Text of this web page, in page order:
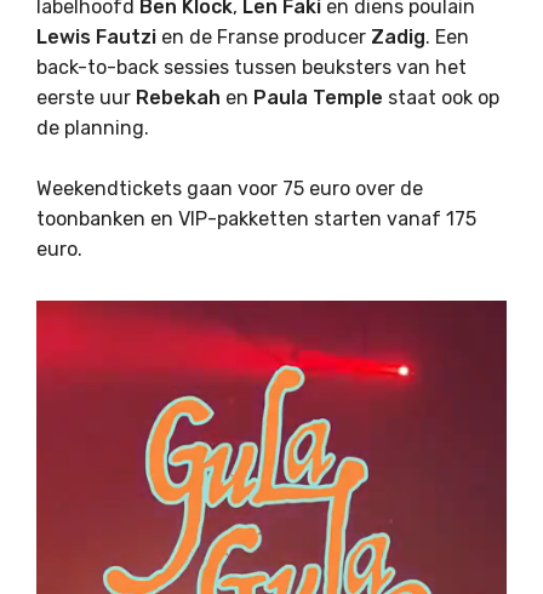
labelhoofd Ben Klock, Len Faki en diens poulain
Lewis Fautzi en de Franse producer Zadig. Een
back-to-back sessies tussen beuksters van het
eerste uur Rebekah en Paula Temple staat ook op
de planning.
Weekendtickets gaan voor 75 euro over de
toonbanken en VIP-pakketten starten vanaf 175
euro.